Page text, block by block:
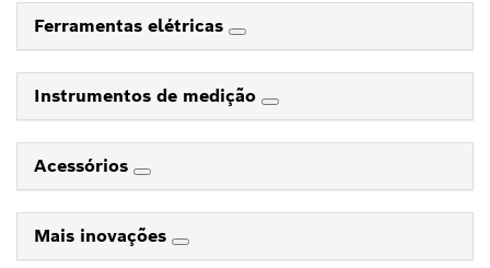
Ferramentas elétricas
Instrumentos de medição
Acessórios
Mais inovações